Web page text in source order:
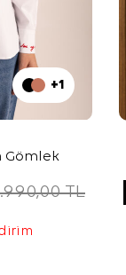
+1
Gömlek
TL